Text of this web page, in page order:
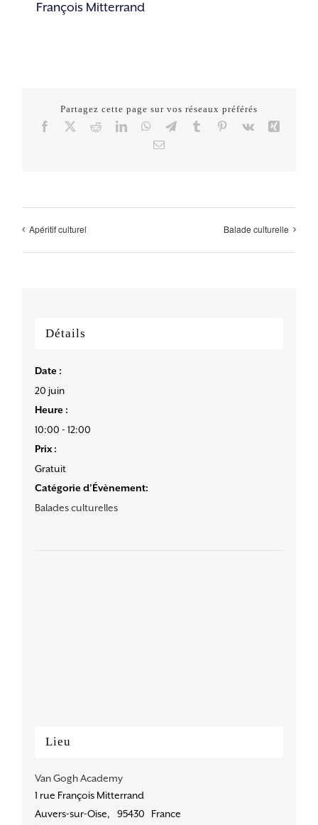
François Mitterrand
Partagez cette page sur vos réseaux préférés
Facebook RedditLinkedInWhatsApp
TelegramTumblr Pinterest
Vk
Email
Apéritif culturel Balade culturelle
Détails
Date :
20 juin
Heure :
10:00 - 12:00
Prix :
Gratuit
Catégorie d’Évènement:
Balades culturelles
Lieu
Van Gogh Academy
1 rue François Mitterrand
Auvers-sur-Oise, 95430
France